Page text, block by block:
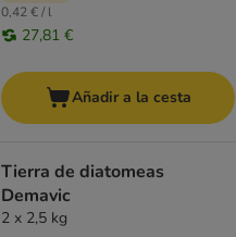
0,42 € / l
27,81 €
Añadir a la cesta
Tierra de diatomeas
Demavic
2 x 2,5 kg